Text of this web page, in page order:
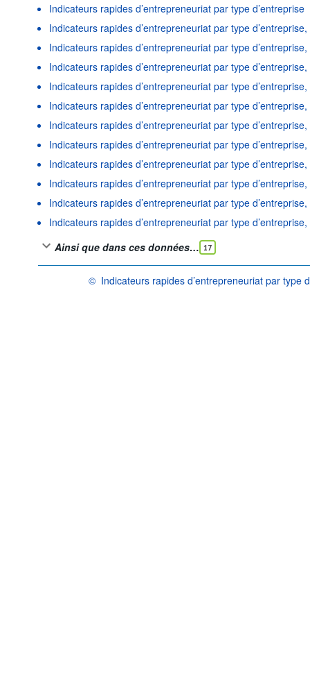
Indicateurs rapides d’entrepreneuriat par type d’entreprise
Indicateurs rapides d’entrepreneuriat par type
Indicateurs rapides d’entrepreneuriat par type
Indicateurs rapides d’entrepreneuriat par type
Indicateurs rapides d’entrepreneuriat par type
Indicateurs rapides d’entrepreneuriat par type
Indicateurs rapides d’entrepreneuriat par type
Indicateurs rapides d’entrepreneuriat par type
Indicateurs rapides d’entrepreneuriat par type
Indicateurs rapides d’entrepreneuriat par type
Indicateurs rapides d’entrepreneuriat par type
Indicateurs rapides d’entrepreneuriat par type
Ainsi que dans ces données… 17
© Indicateurs rapides d’entrepreneuriat par type